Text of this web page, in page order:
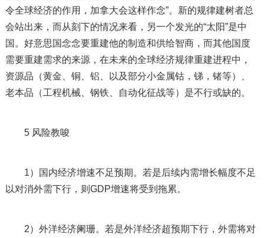
令全球经济的作用，加拿大会这样作念”。新的规律建树者总
会站出来，而从刻下的情况来看，另一个发光的“太阳”是中
国。好意思国念念要重建他的制造和供给智商，而其他国度
需要重建需求的来源，在未来的全球经济规律重建进程中，
资源品（黄金、铜、铝、以及部分小金属钴，锑，锗等）、
老本品（工程机械、钢铁、自动化征战等）是不行或缺的。
5 风险教唆
1）国内经济增速不足预期。若是后续内需增长幅度不足
以对消外需下行，则GDP增速将受到拖累。
2）外洋经济阑珊。若是外洋经济超预期下行，外需将对